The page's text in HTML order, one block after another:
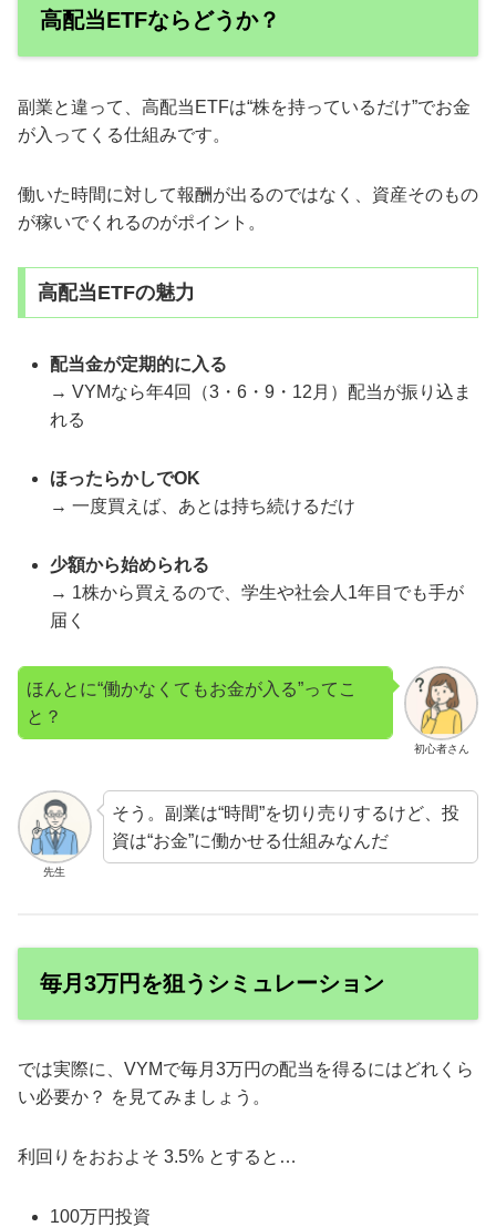
高配当ETFならどうか？
副業と違って、高配当ETFは“株を持っているだけ”でお金
が入ってくる仕組みです。
働いた時間に対して報酬が出るのではなく、資産そのもの
が稼いでくれるのがポイント。
高配当ETFの魅力
配当金が定期的に入る
→ VYMなら年4回（3・6・9・12月）配当が振り込ま
れる
ほったらかしでOK
→ 一度買えば、あとは持ち続けるだけ
少額から始められる
→ 1株から買えるので、学生や社会人1年目でも手が
届く
初心者さん
ほんとに“働かなくてもお金が入る”ってこ
と？
先生
そう。副業は“時間”を切り売りするけど、投
資は“お金”に働かせる仕組みなんだ
毎月3万円を狙うシミュレーション
では実際に、VYMで毎月3万円の配当を得るにはどれくら
い必要か？ を見てみましょう。
利回りをおおよそ 3.5% とすると…
100万円投資